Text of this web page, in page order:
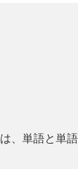
単語と単